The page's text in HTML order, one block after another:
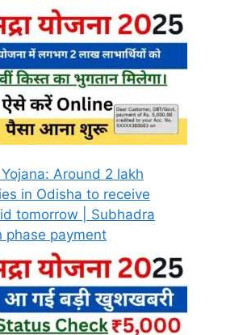
Around 2 lakh
in Odisha to receive
tomorrow | Subhadra
phase payment